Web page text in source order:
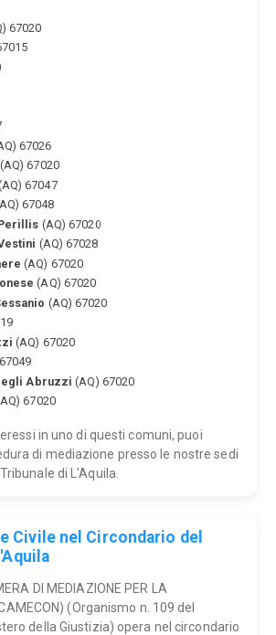
67020
67026
67020
67047
67048
(AQ) 67020
(AQ) 67028
(AQ) 67020
(AQ) 67020
(AQ) 67020
(AQ) 67020
Abruzzi (AQ) 67020
67020
in uno di questi comuni, puoi
di mediazione presso le nostre sedi
di L'Aquila.
Civile nel Circondario del
DI MEDIAZIONE PER LA
(Organismo n. 109 del
della Giustizia) opera nel circondario